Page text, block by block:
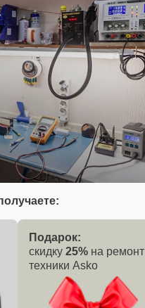
Подарок:
скидку 25% на ремонт
техники Asko